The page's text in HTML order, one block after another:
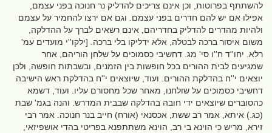
להשתתף בפרוטות, וכן אינם צריכים להדליק נר חנוכה בפני עצמם,
אפילו אם יש להם חדרים בפני עצמם. וגם אם ירצו להחמיר על עצמם
ולהיות מהדרים להדליק בחדריהם, אינם רשאים לברך על ההדלקה,
משום איסור ברכה לבטלה, אלא ידליקו בלי ברכה. [ילקו''י מועדים עמ'
רלא. יחו''ד ח''ו סי' מג. דחשיבי כסמוכים על שלחן הוריהם, אחר
שמגיעים לבית ההורים בכל חופשות בין הזמנים, ובשבתות חופשה, ולכן
יוצאים י''ח בהדלקת ההורים. ועוד, שיוצאים י''ח בהדלקת ראש הישיבה
דחשיבי כסמוכים על שולחנו, מאחר שכל מחסורם עליו. ועוד, דשמא
כהסוברים שיוצאים ידי חובה בהדלקה שבבית המדרש. והנה בגמ' שבת
(כג.) איתא, אמר רב ששת, אכסנאי (אורח) חייב בנר חנוכה. אמר רבי
זירא, מריש כי הוינא בי רב, הוינא משתתפנא בפריטי בהדי אושפיזאי,